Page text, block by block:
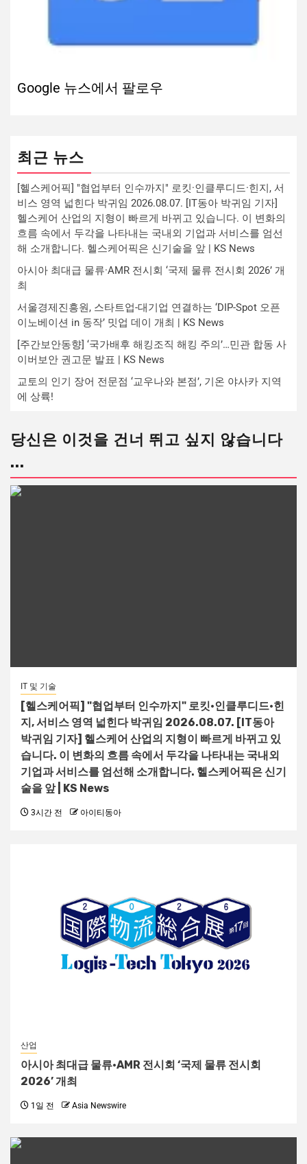
Google 뉴스에서 팔로우
최근 뉴스
[헬스케어픽] "협업부터 인수까지" 로킷·인클루디드·힌지, 서
비스 영역 넓힌다 박귀임 2026.08.07. [IT동아 박귀임 기자]
헬스케어 산업의 지형이 빠르게 바뀌고 있습니다. 이 변화의
흐름 속에서 두각을 나타내는 국내외 기업과 서비스를 엄선
해 소개합니다. 헬스케어픽은 신기술을 앞 | KS News
아시아 최대급 물류·AMR 전시회 ‘국제 물류 전시회 2026’ 개
최
서울경제진흥원, 스타트업-대기업 연결하는 ‘DIP-Spot 오픈
이노베이션 in 동작’ 밋업 데이 개최 | KS News
[주간보안동향] ‘국가배후 해킹조직 해킹 주의’…민관 합동 사
이버보안 권고문 발표 | KS News
교토의 인기 장어 전문점 ‘교우나와 본점’, 기온 야사카 지역
에 상륙!
당신은 이것을 건너 뛰고 싶지 않습니다
...
IT 및 기술
[헬스케어픽] "협업부터 인수까지" 로킷·인클루디드·힌
지, 서비스 영역 넓힌다 박귀임 2026.08.07. [IT동아
박귀임 기자] 헬스케어 산업의 지형이 빠르게 바뀌고 있
습니다. 이 변화의 흐름 속에서 두각을 나타내는 국내외
기업과 서비스를 엄선해 소개합니다. 헬스케어픽은 신기
술을 앞 | KS News
3시간 전 아이티동아
산업
아시아 최대급 물류·AMR 전시회 ‘국제 물류 전시회
2026’ 개최
1일 전 Asia Newswire